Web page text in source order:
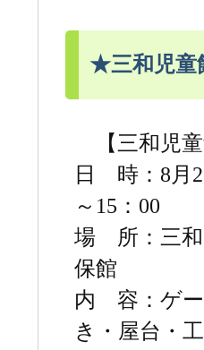
★三和児
【三和児
日 時：8月2
～15：00
場 所：三和
保館
内 容：ゲ
き・屋台・